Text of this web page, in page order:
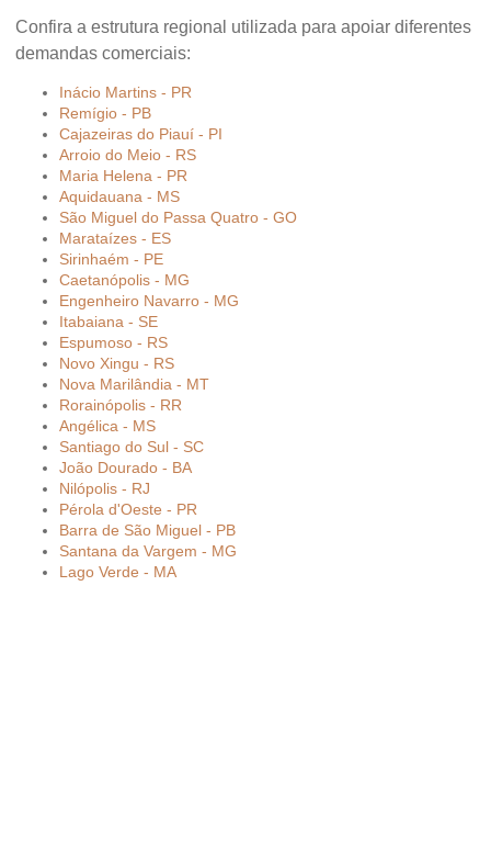
Confira a estrutura regional utilizada para apoiar diferentes
demandas comerciais:
Inácio Martins - PR
Remígio - PB
Cajazeiras do Piauí - PI
Arroio do Meio - RS
Maria Helena - PR
Aquidauana - MS
São Miguel do Passa Quatro - GO
Marataízes - ES
Sirinhaém - PE
Caetanópolis - MG
Engenheiro Navarro - MG
Itabaiana - SE
Espumoso - RS
Novo Xingu - RS
Nova Marilândia - MT
Rorainópolis - RR
Angélica - MS
Santiago do Sul - SC
João Dourado - BA
Nilópolis - RJ
Pérola d'Oeste - PR
Barra de São Miguel - PB
Santana da Vargem - MG
Lago Verde - MA